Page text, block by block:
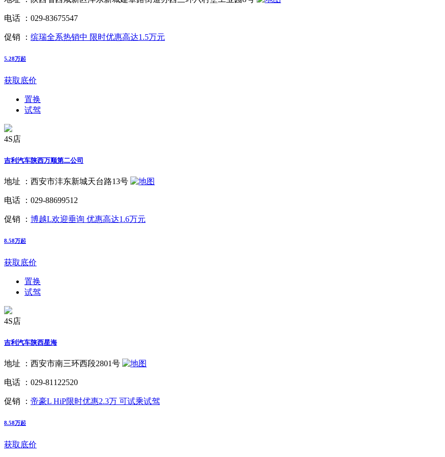
电话 ： 029-83675547
促销 ： 缤瑞全系热销中 限时优惠高达1.5万元
5.28万起
获取底价
置换
试驾
4S店
吉利汽车陕西万顺第二公司
地址 ： 西安市沣东新城天台路13号
电话 ： 029-88699512
促销 ： 博越L欢迎垂询 优惠高达1.6万元
8.58万起
获取底价
置换
试驾
4S店
吉利汽车陕西星海
地址 ： 西安市南三环西段2801号
电话 ： 029-81122520
促销 ： 帝豪L HiP限时优惠2.3万 可试乘试驾
8.58万起
获取底价